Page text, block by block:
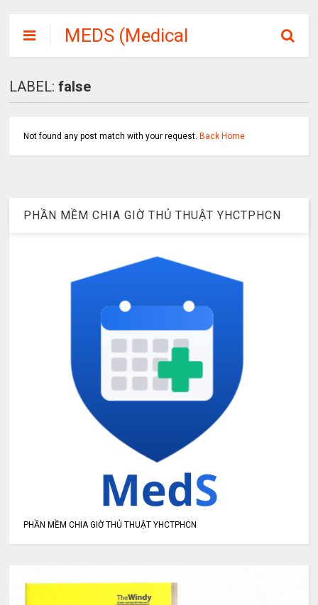
MEDS (Medical
Student or
Medicine Soft)
LABEL:false
Not found any post match with your request. Back Home
PHẦN MỀM CHIA GIỜ THỦ THUẬT YHCTPHCN
PHẦN MỀM CHIA GIỜ THỦ THUẬT YHCTPHCN